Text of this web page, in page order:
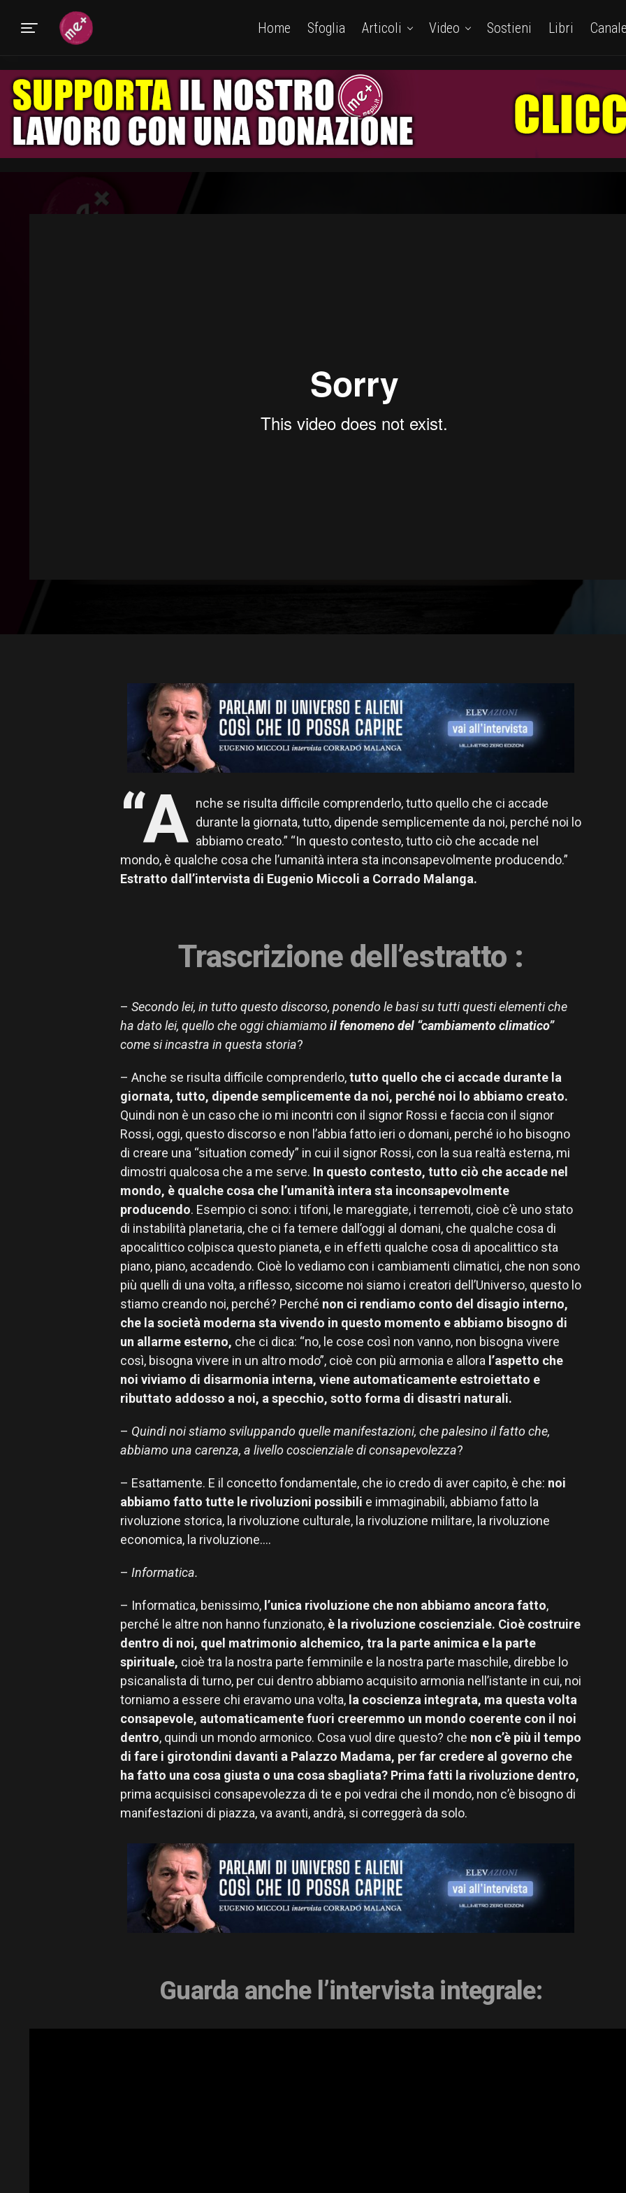
Home Sfoglia Articoli Video Sostieni Libri
“A nche se risulta difficile comprenderlo, tutto quello che ci accade
durante la giornata, tutto, dipende semplicemente da noi, perché noi lo
abbiamo creato.” “In questo contesto, tutto ciò che accade nel
mondo, è qualche cosa che l’umanità intera sta inconsapevolmente producendo.”
Estratto dall’intervista di Eugenio Miccoli a Corrado Malanga.
Trascrizione dell’estratto :
– Secondo lei, in tutto questo discorso, ponendo le basi su tutti questi elementi che
ha dato lei, quello che oggi chiamiamoil fenomeno del “cambiamento climatico”
come si incastra in questa storia?
– Anche se risulta difficile comprenderlo,tutto quello che ci accade durante la
giornata, tutto, dipende semplicemente da noi, perché noi lo abbiamo creato.
Quindi non è un caso che io mi incontri con il signor Rossi e faccia con il signor
Rossi, oggi, questo discorso e non l’abbia fatto ieri o domani, perché io ho bisogno
di creare una “situation comedy” in cui il signor Rossi, con la sua realtà esterna, mi
dimostri qualcosa che a me serve. In questo contesto, tutto ciò che accade nel
mondo, è qualche cosa che l’umanità intera sta inconsapevolmente
producendo. Esempio ci sono: i tifoni, le mareggiate, i terremoti, cioè c’è uno stato
di instabilità planetaria, che ci fa temere dall’oggi al domani, che qualche cosa di
apocalittico colpisca questo pianeta, e in effetti qualche cosa di apocalittico sta
piano, piano, accadendo. Cioè lo vediamo con i cambiamenti climatici, che non sono
più quelli di una volta, a riflesso, siccome noi siamo i creatori dell’Universo, questo lo
stiamo creando noi, perché? Perché non ci rendiamo conto del disagio interno,
che la società moderna sta vivendo in questo momento e abbiamo bisogno di
un allarme esterno, che ci dica: “no, le cose così non vanno, non bisogna vivere
così, bisogna vivere in un altro modo”, cioè con più armonia e allora l’aspetto che
noi viviamo di disarmonia interna, viene automaticamente estroiettato e
ributtato addosso a noi, a specchio, sotto forma di disastri naturali.
– Quindi noi stiamo sviluppando quelle manifestazioni, che palesino il fatto che,
abbiamo una carenza, a livello coscienziale di consapevolezza?
– Esattamente. E il concetto fondamentale, che io credo di aver capito, è che: noi
abbiamo fatto tutte le rivoluzioni possibili e immaginabili, abbiamo fatto la
rivoluzione storica, la rivoluzione culturale, la rivoluzione militare, la rivoluzione
economica, la rivoluzione….
– Informatica.
– Informatica, benissimo, l’unica rivoluzione che non abbiamo ancora fatto,
perché le altre non hanno funzionato, è la rivoluzione coscienziale. Cioè costruire
dentro di noi, quel matrimonio alchemico, tra la parte animica e la parte
spirituale, cioè tra la nostra parte femminile e la nostra parte maschile, direbbe lo
psicanalista di turno, per cui dentro abbiamo acquisito armonia nell’istante in cui, noi
torniamo a essere chi eravamo una volta, la coscienza integrata, ma questa volta
consapevole, automaticamente fuori creeremmo un mondo coerente con il noi
dentro, quindi un mondo armonico. Cosa vuol dire questo? che non c’è più il tempo
di fare i girotondini davanti a Palazzo Madama, per far credere al governo che
ha fatto una cosa giusta o una cosa sbagliata? Prima fatti la rivoluzione dentro,
prima acquisisci consapevolezza di te e poi vedrai che il mondo, non c’è bisogno di
manifestazioni di piazza, va avanti, andrà, si correggerà da solo.
Guarda anche l’intervista integrale: